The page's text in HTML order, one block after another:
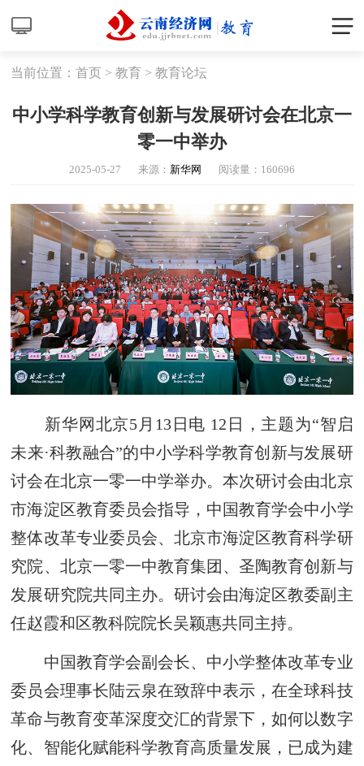
当前位置：首页 >教育 >教育论坛
中小学科学教育创新与发展研讨会在北京一
零一中举办
2025-05-27 来源： 新华网 阅读量： 160696
新华网北京5月13日电 12日，主题为“智启
未来·科教融合”的中小学科学教育创新与发展研
讨会在北京一零一中学举办。本次研讨会由北京
市海淀区教育委员会指导，中国教育学会中小学
整体改革专业委员会、北京市海淀区教育科学研
究院、北京一零一中教育集团、圣陶教育创新与
发展研究院共同主办。研讨会由海淀区教委副主
任赵霞和区教科院院长吴颖惠共同主持。
中国教育学会副会长、中小学整体改革专业
委员会理事长陆云泉在致辞中表示，在全球科技
革命与教育变革深度交汇的背景下，如何以数字
化、智能化赋能科学教育高质量发展，已成为建